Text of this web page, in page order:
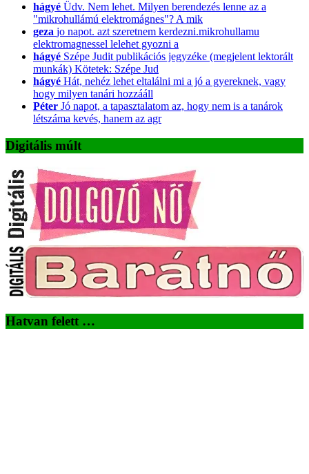
hágyé Üdv. Nem lehet. Milyen berendezés lenne az a
"mikrohullámú elektromágnes"? A mik
geza jo napot. azt szeretnem kerdezni.mikrohullamu
elektromagnessel lelehet gyozni a
hágyé Szépe Judit publikációs jegyzéke (megjelent lektorált
munkák) Kötetek: Szépe Jud
hágyé Hát, nehéz lehet eltalálni mi a jó a gyereknek, vagy
hogy milyen tanári hozzááll
Péter Jó napot, a tapasztalatom az, hogy nem is a tanárok
létszáma kevés, hanem az agr
Digitális múlt
Hatvan felett …